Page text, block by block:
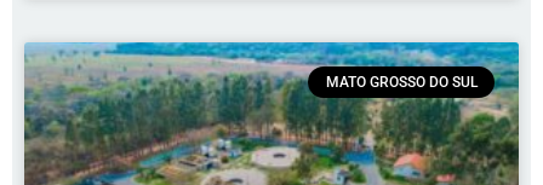
MATO GROSSO DO SUL